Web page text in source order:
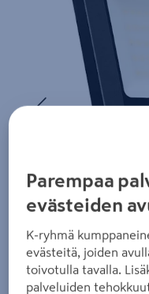
Edellinen
Parempaa
evästeiden
K-ryhmä
evästeitä, joiden
toivotulla tavalla.
palveluiden